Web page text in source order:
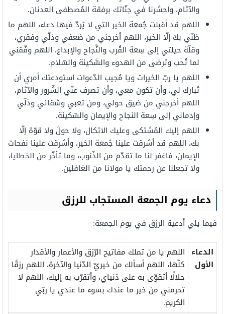
والآثام، واحشرنا في جنّاتك برفقة المُصطفى العدنان.
اللهم قد أقبلت جُمعة الخير التي لا يُردّ فيها دعاء، اللهم ما
ظنّي بكَ إلّا الخير، اللهم أخرجني من ضعفي وذلّي وفقري،
وقلّة حيلتي إلى سِعة القُرب والنَّجاح والإبداع، اللهم وفّقني
لما تُحب وترضى من الهدوء والسَّكينة والسّلام.
اللهم يا ربّ الخيرات ويا مُجيب الدّعوات استودعتك أمري أن
تُبارك لي، وأن تكون معي، وأن تصرف عنّي الشّرور والآثام،
اللهم أخرجني من ضيق حولي، ومن تعبي وشقائي وذلّي
وإدماني إلى سِعة النجاح والإيمان والسّكينة.
اللهم إليك المُشتكى وعليك الاتكال، ولا حولَ ولا قوّة إلّا
بك، اللهم قد أشرقت علينا جُمعة الخير، وأشرقت علينا نفحات
الإيمان، فاغفر لنا ما تقدّم من الذّنوب، وما تأخّر من الخطايا،
ولا تجعلنا عن رحمتك يا مولانا من الغافلين.
دعاء يوم الجمعة المستجاب للرزق
فيما يلي أدعية الرزق في يوم الجمعة:
الدعاء
الأول
اللهم يا من تملك مفاتيح الرّزق والأعمار والأقدار
كلّها، اللهم أسألك من خيريّ الدّنيا والآخرة، اللهم رزقًا
حلالًا أتقوّى به على دُنياي، وأتقرّب به إليك، اللهم لا
تحرمني من خير ما عندك بسوء ما عندي يا ربّي
الكريم.